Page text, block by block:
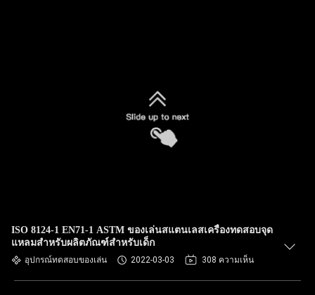
ISO 8124-1 EN71-1 ASTM ของเล่นสแตนเลสเครื่องทดสอบจุด
แหลมสำหรับผลิตภัณฑ์สำหรับเด็ก
อุปกรณ์ทดสอบของเล่น 2022-03-03 308 ความเห็น